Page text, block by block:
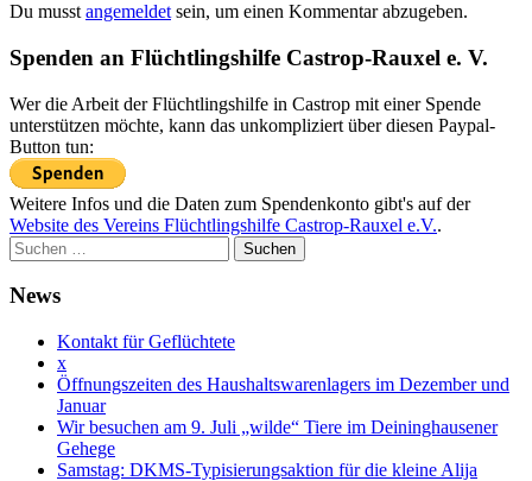
Du musst angemeldet sein, um einen Kommentar abzugeben.
Spenden an Flüchtlingshilfe Castrop-Rauxel e. V.
Wer die Arbeit der Flüchtlingshilfe in Castrop mit einer Spende
unterstützen möchte, kann das unkompliziert über diesen Paypal-
Button tun:
Weitere Infos und die Daten zum Spendenkonto gibt's auf der
Website des Vereins Flüchtlingshilfe Castrop-Rauxel e.V..
Suche
nach:
News
Kontakt für Geflüchtete
x
Öffnungszeiten des Haushaltswarenlagers im Dezember und
Januar
Wir besuchen am 9. Juli „wilde“ Tiere im Deininghausener
Gehege
Samstag: DKMS-Typisierungsaktion für die kleine Alija